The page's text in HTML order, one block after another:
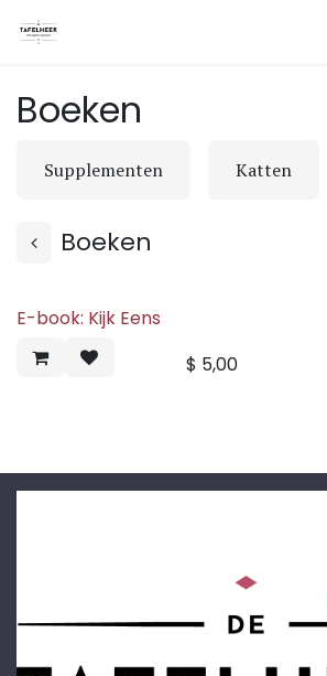
Boeken
Supplementen Katten
Boeken
E-Book
E-book: Kijk Eens
$ 5,00